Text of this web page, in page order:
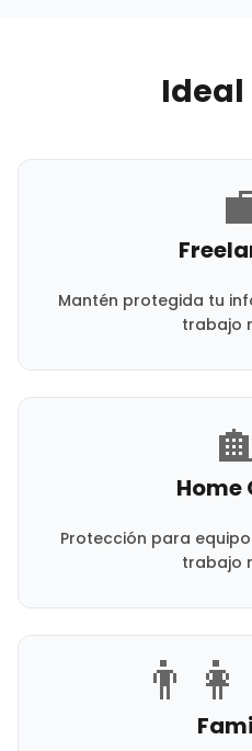
Mantén protegida tu
trabajo
Home
Protección para
trabajo